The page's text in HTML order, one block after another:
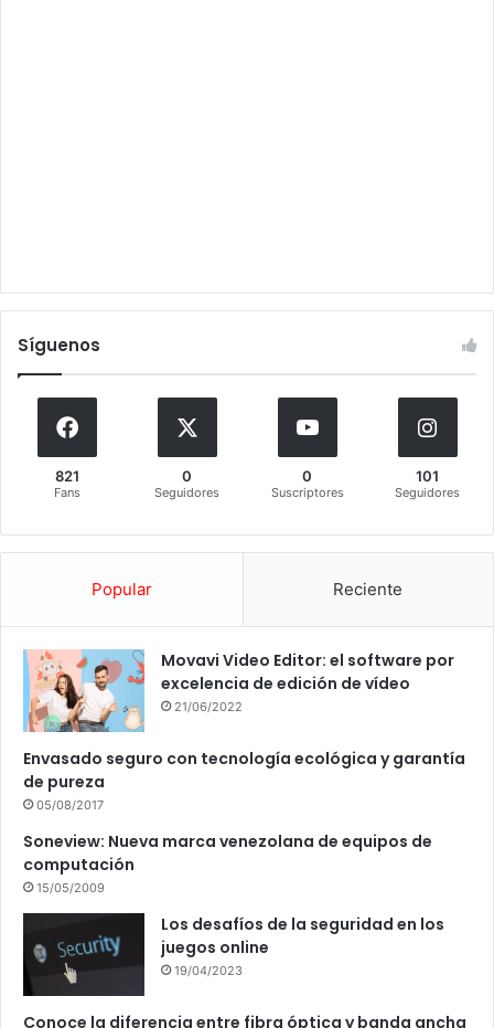
Síguenos
821
Fans
0
Seguidores
0
Suscriptores
101
Seguidores
Popular Reciente
Movavi Video Editor: el software por
excelencia de edición de vídeo
21/06/2022
Envasado seguro con tecnología ecológica y garantía
de pureza
05/08/2017
Soneview: Nueva marca venezolana de equipos de
computación
15/05/2009
Los desafíos de la seguridad en los
juegos online
19/04/2023
Conoce la diferencia entre fibra óptica y banda ancha